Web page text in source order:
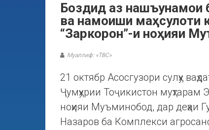
Боздид аз нашъунамои
ва намоиши
“Заркорон”-и ноҳияи
Муаллиф: «ТВС»
21 октябр Асосгузори сулҳу
Ҷумҳурии Тоҷикистон
ноҳияи Муъминобод, дар деҳаи
Назаров ба Комплекси